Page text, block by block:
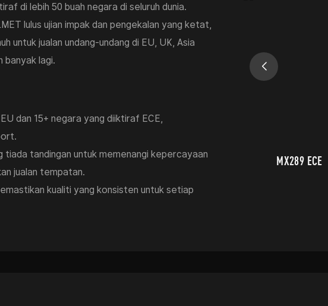
di lebih 50 buah negara di seluruh dunia.
lulus ujian impak dan pengekalan yang ketat,
untuk jualan undang-undang di EU, UK, Asia
banyak lagi.
dan 15+ negara yang diiktiraf ECE,
tiada tandingan untuk memenangi kepercayaan
jualan tempatan.
kualiti yang konsisten untuk setiap
FF939 ECE FF960 CARBON ECE MX289 ECE